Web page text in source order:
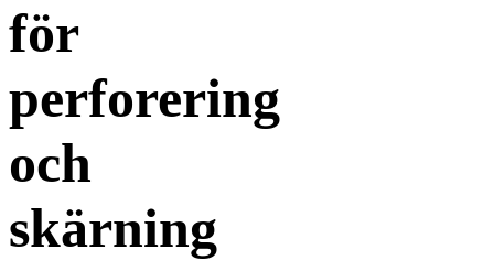
för
perforering
och
skärning